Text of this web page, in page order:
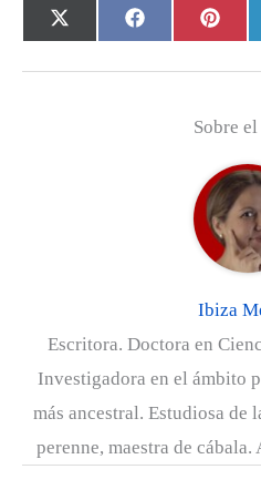
Compartir
en
X
(
Compartir
en
F
a
en
P
i
t
e
r
e
s
t
Sobre
Ibiza
Escritora. Doctora en
Investigadora en el ámbito
más ancestral. Estudiosa
perenne, maestra de